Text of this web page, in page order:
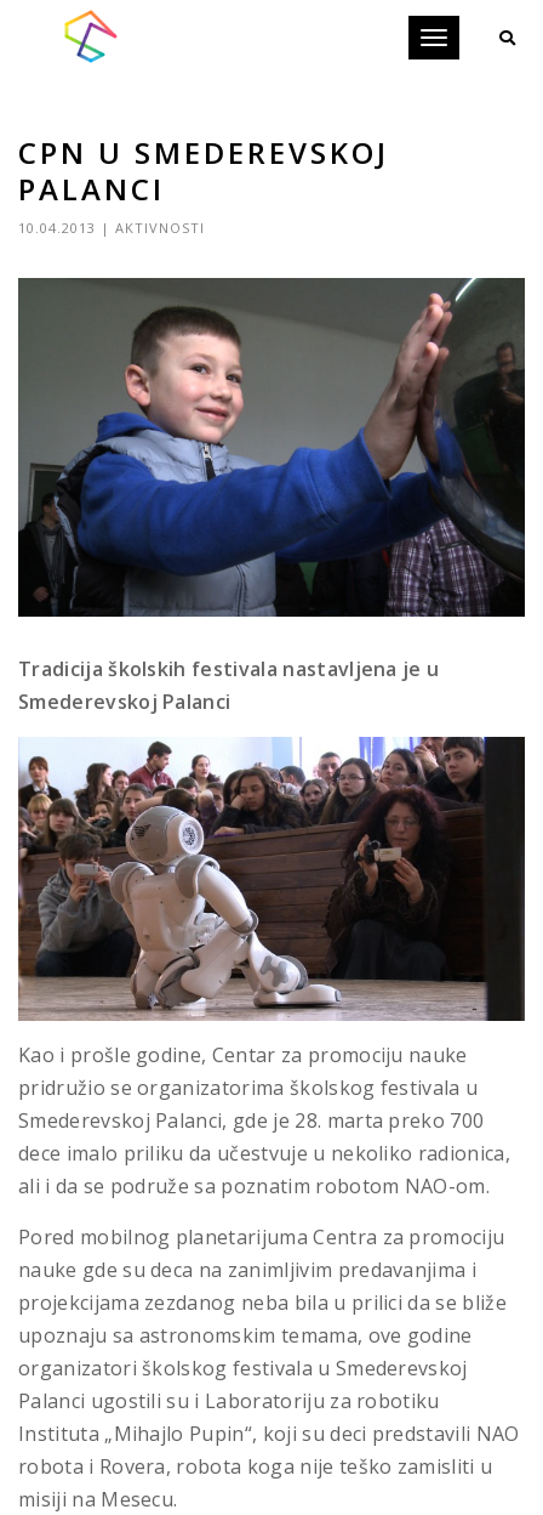
Toggle
CPN U SMEDEREVSKOJ
PALANCI
10.04.2013 | AKTIVNOSTI
Tradicija školskih festivala nastavljena je u
Smederevskoj Palanci
Kao i prošle godine, Centar za promociju nauke
pridružio se organizatorima školskog festivala u
Smederevskoj Palanci, gde je 28. marta preko 700
dece imalo priliku da učestvuje u nekoliko radionica,
ali i da se podruže sa poznatim robotom NAO-om.
Pored mobilnog planetarijuma Centra za promociju
nauke gde su deca na zanimljivim predavanjima i
projekcijama zezdanog neba bila u prilici da se bliže
upoznaju sa astronomskim temama, ove godine
organizatori školskog festivala u Smederevskoj
Palanci ugostili su i Laboratoriju za robotiku
Instituta „Mihajlo Pupin“, koji su deci predstavili NAO
robota i Rovera, robota koga nije teško zamisliti u
misiji na Mesecu.